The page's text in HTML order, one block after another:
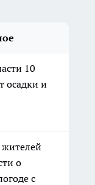
10
осадки и
о
с